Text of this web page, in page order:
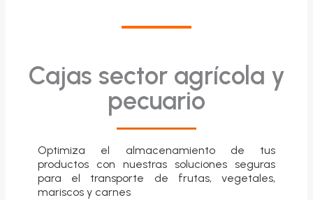
Cajas sector agrícola y
pecuario
Optimiza el almacenamiento de tus
productos con nuestras soluciones seguras
para el transporte de frutas, vegetales,
mariscos y carnes